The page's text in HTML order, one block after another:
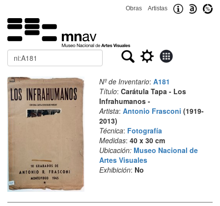
Obras Artistas
Buscar
Nº de Inventario: A181
Título: Carátula Tapa - Los
Infrahumanos -
Artista: Antonio Frasconi (1919-
2013)
Técnica: Fotografía
Medidas: 40 x 30 cm
Ubicación: Museo Nacional de
Artes Visuales
Exhibición: No